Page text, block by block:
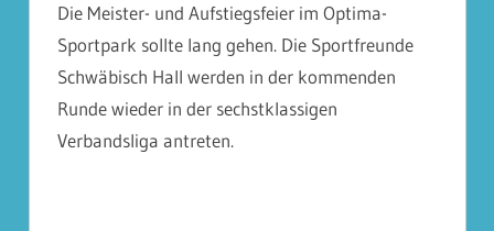
Die Meister- und Aufstiegsfeier im Optima-
Sportpark sollte lang gehen. Die Sportfreunde
Schwäbisch Hall werden in der kommenden
Runde wieder in der sechstklassigen
Verbandsliga antreten.